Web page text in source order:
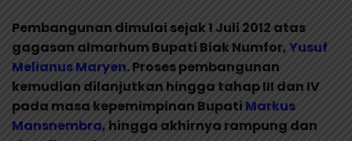
Pembangunan dimulai sejak 1 Juli 2012 atas
gagasan almarhum Bupati Biak Numfor,Yusuf
MelianusMaryen. Proses pembangunan
kemudian dilanjutkan hingga tahap III dan IV
pada masa kepemimpinan Bupati Markus
Mansnembra, hingga akhirnya rampung dan